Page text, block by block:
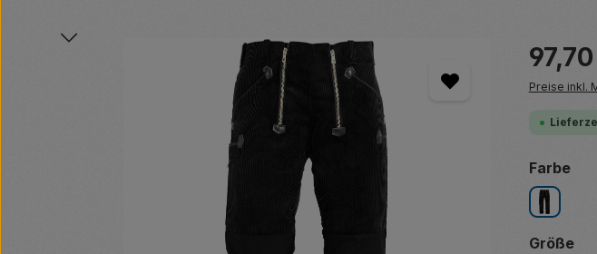
Bildergalerie überspringen Regulärer
Preise inkl.
Farbe
schwarz
Größe